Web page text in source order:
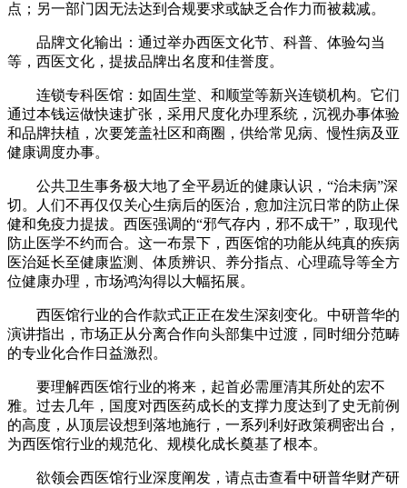
点；另一部门因无法达到合规要求或缺乏合作力而被裁减。
品牌文化输出：通过举办西医文化节、科普、体验勾当
等，西医文化，提拔品牌出名度和佳誉度。
连锁专科医馆：如固生堂、和顺堂等新兴连锁机构。它们
通过本钱运做快速扩张，采用尺度化办理系统，沉视办事体验
和品牌扶植，次要笼盖社区和商圈，供给常见病、慢性病及亚
健康调度办事。
公共卫生事务极大地了全平易近的健康认识，“治未病”深
切。人们不再仅仅关心生病后的医治，愈加注沉日常的防止保
健和免疫力提拔。西医强调的“邪气存内，邪不成干”，取现代
防止医学不约而合。这一布景下，西医馆的功能从纯真的疾病
医治延长至健康监测、体质辨识、养分指点、心理疏导等全方
位健康办理，市场鸿沟得以大幅拓展。
西医馆行业的合作款式正正在发生深刻变化。中研普华的
演讲指出，市场正从分离合作向头部集中过渡，同时细分范畴
的专业化合作日益激烈。
要理解西医馆行业的将来，起首必需厘清其所处的宏不
雅。过去几年，国度对西医药成长的支撑力度达到了史无前例
的高度，从顶层设想到落地施行，一系列利好政策稠密出台，
为西医馆行业的规范化、规模化成长奠基了根本。
欲领会西医馆行业深度阐发，请点击查看中研普华财产研